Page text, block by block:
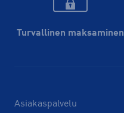
Turvallinen maksaminen
Asiakaspalvelu